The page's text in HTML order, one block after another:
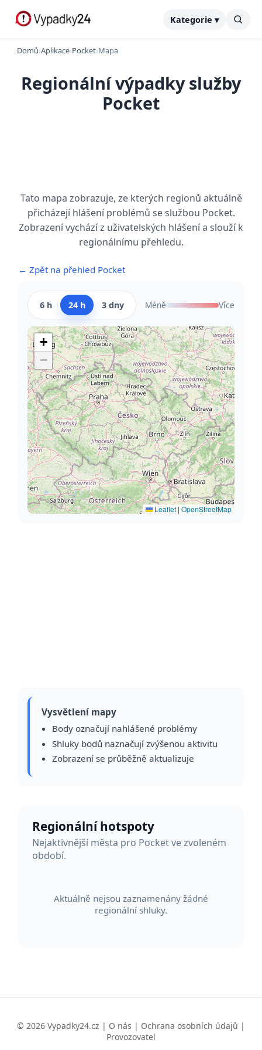
Kategorie ▾
Domů›Aplikace›Pocket›Mapa
Regionální výpadky služby
Pocket
Tato mapa zobrazuje, ze kterých regionů aktuálně
přicházejí hlášení problémů se službou Pocket.
Zobrazení vychází z uživatelských hlášení a slouží k
regionálnímu přehledu.
← Zpět na přehled Pocket
6 h 24 h 3 dny Méně Více
+
−
Leaflet | OpenStreetMap
Vysvětlení mapy
Body označují nahlášené problémy
Shluky bodů naznačují zvýšenou aktivitu
Zobrazení se průběžně aktualizuje
Regionální hotspoty
Nejaktivnější města pro Pocket ve zvoleném
období.
Aktuálně nejsou zaznamenány žádné
regionální shluky.
© 2026 Vypadky24.cz | O nás | Ochrana osobních údajů |
Provozovatel